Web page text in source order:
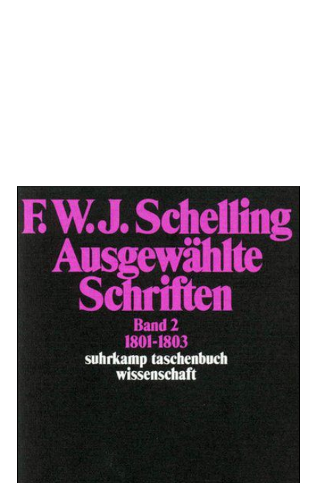
Ausgewählte Schriften in 6
Bänden. Band 2
Zur Wunschliste hinzufügen
1801–1803
Friedrich Wilhelm Joseph von Schelling
26.05.1985
kartoniert